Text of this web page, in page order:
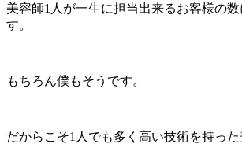
美容師1人が一生に担当出来るお客様の
す。
もちろん僕もそうです。
だからこそ1人でも多く高い技術を持っ